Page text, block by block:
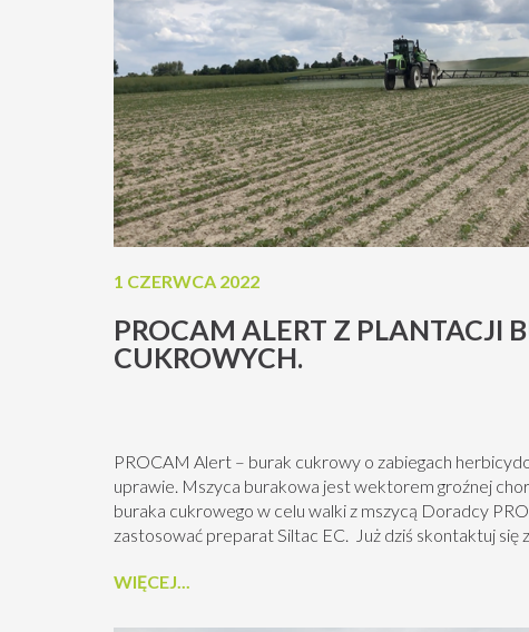
1 CZERWCA 2022
PROCAM ALERT Z PLANTACJI
CUKROWYCH.
PROCAM Alert – burak cukrowy o zabiegach
uprawie. Mszyca burakowa jest wektorem groźnej
buraka cukrowego w celu walki z mszycą Doradcy
zastosować preparat Siltac EC. Już dziś skontaktuj się
każdym użyciem przeczytaj informacje zamieszczone w
WIĘCEJ...